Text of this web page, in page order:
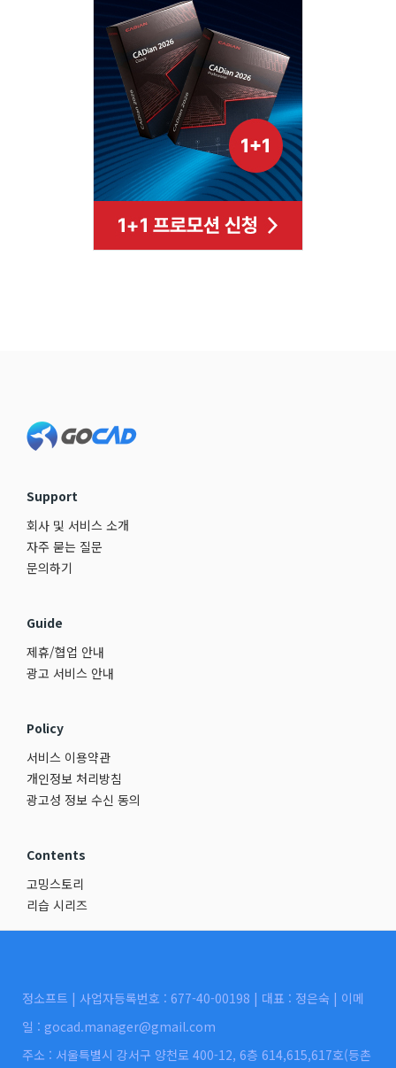
Support
회사 및 서비스 소개
자주 묻는 질문
문의하기
Guide
제휴/협업 안내
광고 서비스 안내
Policy
서비스 이용약관
개인정보 처리방침
광고성 정보 수신 동의
Contents
고밍스토리
리습 시리즈
정소프트 | 사업자등록번호 : 677-40-00198 | 대표 : 정은숙 | 이메
일 : gocad.manager@gmail.com
주소 : 서울특별시 강서구 양천로 400-12, 6층 614,615,617호(등촌